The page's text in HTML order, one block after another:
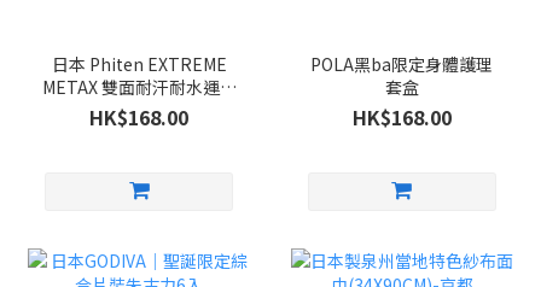
日本 Phiten EXTREME
METAX 雙面耐汗耐水運動
腳環21cm－白色
HK$168.00
POLA黑ba限定身體護理
套盒
HK$168.00